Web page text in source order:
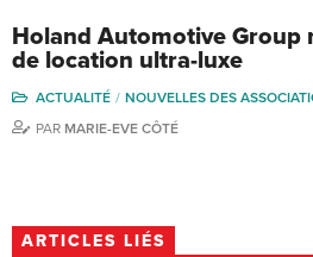
Holand Automotive Group
de location ultra-luxe
ACTUALITÉ
NOUVELLES DES
PAR MARIE-EVE CÔTÉ
ARTICLES LIÉS